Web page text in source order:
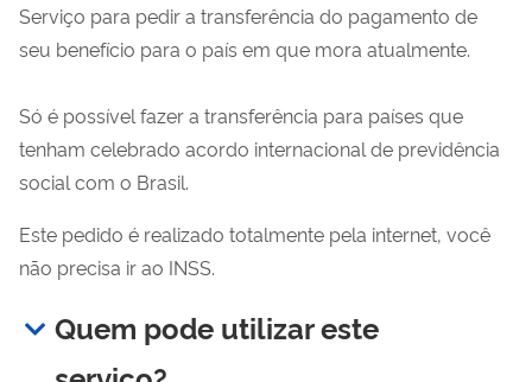
Serviço para pedir a transferência do pagamento de
seu benefício para o país em que mora atualmente.
Só é possível fazer a transferência para países que
tenham celebrado acordo internacional de previdência
social com o Brasil.
Este pedido é realizado totalmente pela internet, você
não precisa ir ao INSS.
Quem pode utilizar este